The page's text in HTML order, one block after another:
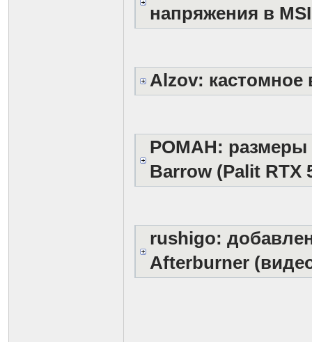
напряжения в
Alzov: кастомное
РОМАН: размеры
Barrow (Palit RTX
rushigo:
Afterburner